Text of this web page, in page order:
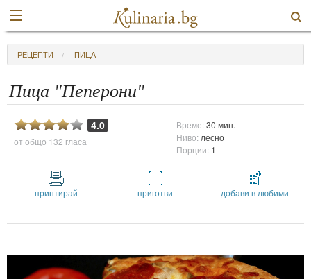
РЕЦЕПТИ ПИЦА
Пица "Пеперони"
4.0
от общо 132 гласа
Време:30 мин.
Ниво: лесно
Порции: 1
принтирай приготви добави в любими